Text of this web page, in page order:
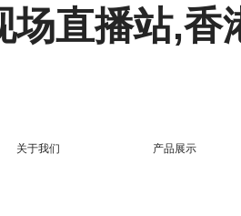
场直播站,香
关于我们 产品展示